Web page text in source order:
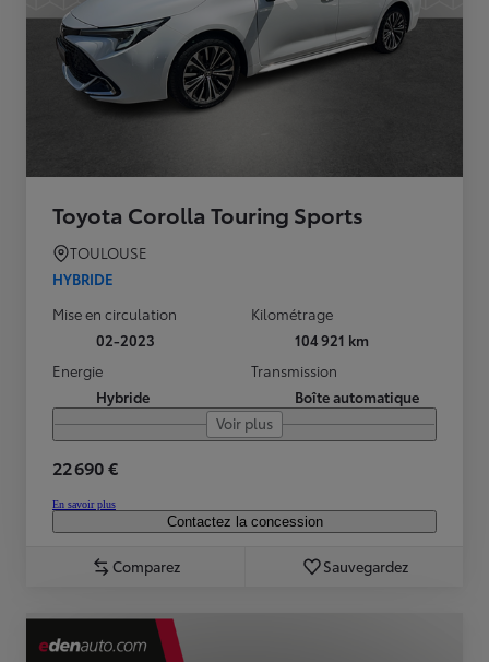
Toyota Corolla Touring Sports
TOULOUSE
HYBRIDE
Mise en circulation
02-2023
Kilométrage
104 921 km
Energie
Hybride
Transmission
Boîte automatique
Voir plus
22 690 €
En savoir plus
Contactez la concession
Comparez Sauvegardez